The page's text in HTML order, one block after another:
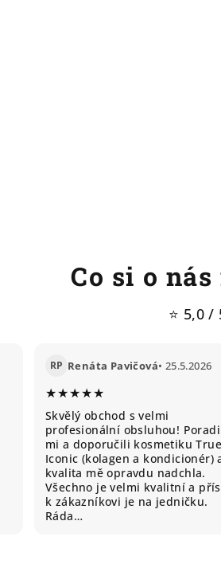
Co si o
⭐ 5,0
RP Renáta Pavičová• 25.5.2026
★★★★★
Skvělý obchod s velmi
profesionální obsluhou!
mi a doporučili kosmetiku True
Iconic (kolagen a kondicionér)
kvalita mě opravdu nadchla.
Všechno je velmi kvalitní a
k zákazníkovi je na jedničku.
Ráda…